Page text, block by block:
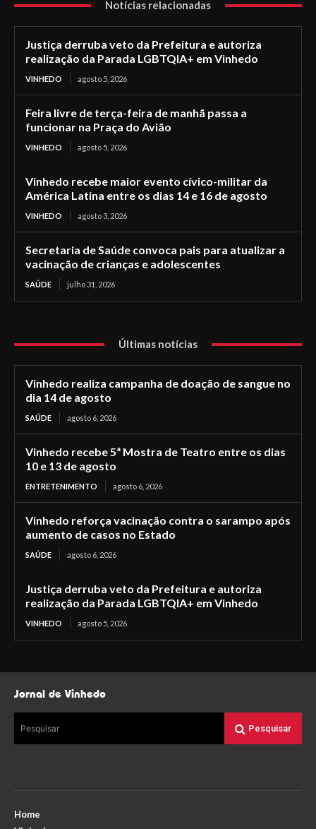
Notícias relacionadas
Justiça derruba veto da Prefeitura e autoriza
realização da Parada LGBTQIA+ em Vinhedo
VINHEDO agosto 5, 2026
Feira livre de terça-feira de manhã passa a
funcionar na Praça do Avião
VINHEDO agosto 5, 2026
Vinhedo recebe maior evento cívico-militar da
América Latina entre os dias 14 e 16 de agosto
VINHEDO agosto 3, 2026
Secretaria de Saúde convoca pais para atualizar a
vacinação de crianças e adolescentes
SAÚDE julho 31, 2026
Últimas notícias
Vinhedo realiza campanha de doação de sangue no
dia 14 de agosto
SAÚDE agosto 6, 2026
Vinhedo recebe 5ª Mostra de Teatro entre os dias
10 e 13 de agosto
ENTRETENIMENTO agosto 6, 2026
Vinhedo reforça vacinação contra o sarampo após
aumento de casos no Estado
SAÚDE agosto 6, 2026
Justiça derruba veto da Prefeitura e autoriza
realização da Parada LGBTQIA+ em Vinhedo
VINHEDO agosto 5, 2026
Jornal de Vinhedo
Pesquisar Pesquisar
Home